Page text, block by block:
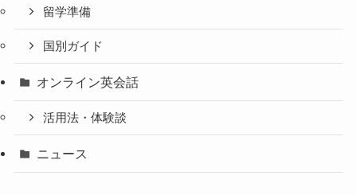
留学準備
国別ガイド
オンライン英会話
活用法・体験談
ニュース